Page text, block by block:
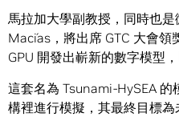
馬拉加大學副教授，同時也
Macías，將出席 GTC 大會領
GPU 開發出嶄新的數字模型
這套名為 Tsunami-HySEA
構裡進行模擬，其最終目標